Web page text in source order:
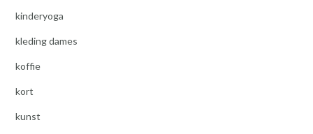
kinderyoga
kleding dames
koffie
kort
kunst